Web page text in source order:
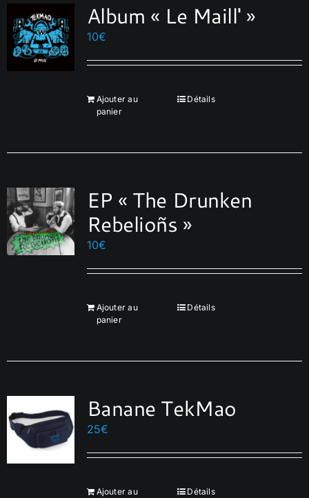
Album « Le Maill' »
10€
Ajouter au
panier
Détails
EP « The Drunken
Rebelioñs »
10€
Ajouter au
panier
Détails
Banane TekMao
25€
Ajouter au
Détails